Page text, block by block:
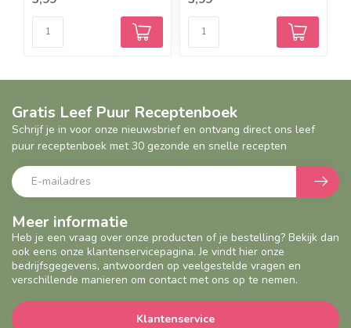
Meer informatie
Heb je een vraag over onze producten of je bestelling? Bekijk dan
ook eens onze klantenservicepagina. Je vindt hier onze
bedrijfsgegevens, antwoorden op veelgestelde vragen en
verschillende manieren om contact met ons op te nemen.
Klantenservice
Gratis Leef Puur Receptenboek
Schrijf je in voor onze nieuwsbrief en ontvang direct ons leef
puur receptenboek met 30 gezonde en snelle recepten